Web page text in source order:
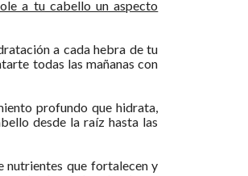
a tu cabello un aspecto
a cada hebra de tu
todas las mañanas con
profundo que hidrata,
desde la raíz hasta las
nutrientes que fortalecen y